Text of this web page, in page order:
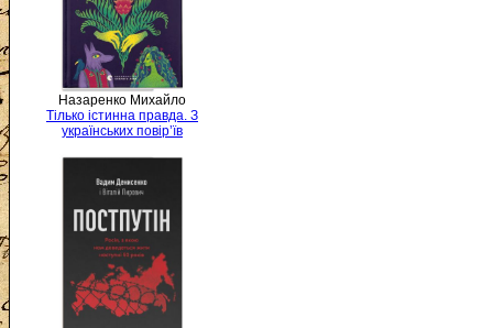
Назаренко Михайло
Тілько істинна правда. З
українських повір’їв